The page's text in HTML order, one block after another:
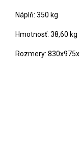
Náplň: 350 kg
Hmotnosť: 38,60 kg
Rozmery: